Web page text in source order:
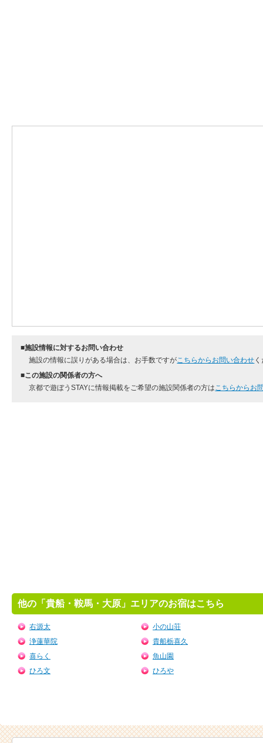
■施設情報に対するお問い合わせ
施設の情報に誤りがある場合は、お手数ですがこちらからお問い合わせ
■この施設の関係者の方へ
京都で遊ぼうSTAYに情報掲載をご希望の施設関係者の方はこちらからお
他の「貴船・鞍馬・大原」エリアのお宿はこちら
右源太
小の山荘
浄蓮華院
貴船栃喜久
喜らく
魚山園
ひろ文
ひろや